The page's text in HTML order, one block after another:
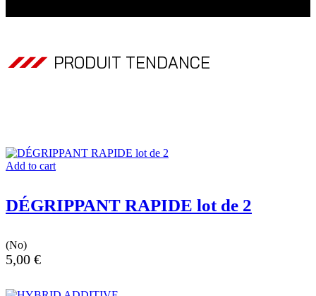
PRODUIT TENDANCE
Add to cart
DÉGRIPPANT RAPIDE lot de 2
(No)
5,00 €